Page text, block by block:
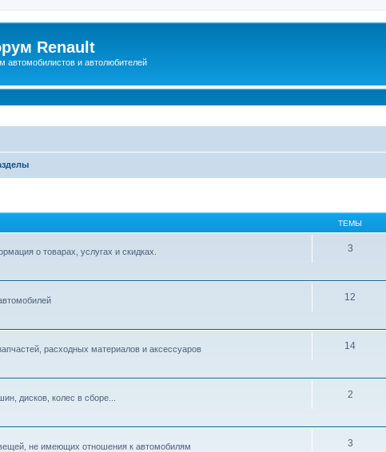
Renault
автомобилистов и автолюбителей
ТЕМЫ
о товарах, услугах и скидках. 3
12
расходных материалов и аксессуаров 14
дисков, колес в сборе... 2
не имеющих отношения к автомобилям 3